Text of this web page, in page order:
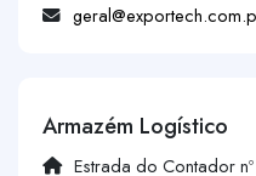
Armazém Logístico
Estrada do Contador